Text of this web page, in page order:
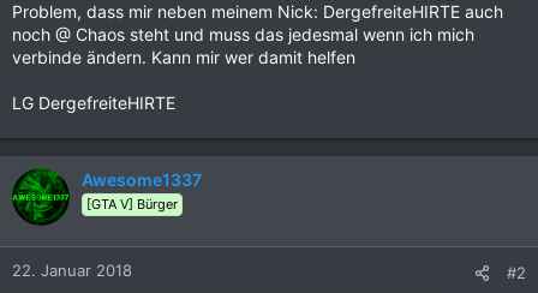
Problem, dass mir neben meinem Nick: DergefreiteHIRTE auch
noch @ Chaos steht und muss das jedesmal wenn ich mich
verbinde ändern. Kann mir wer damit helfen
LG DergefreiteHIRTE
Awesome1337
[GTA V] Bürger
22. Januar 2018 #2